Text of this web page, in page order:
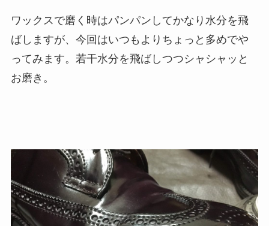
ワックスで磨く時はパンパンしてかなり水分を飛
ばしますが、今回はいつもよりちょっと多めでや
ってみます。若干水分を飛ばしつつシャシャッと
お磨き。